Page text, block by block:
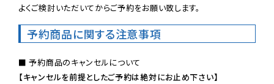
よくご検討いただいてからご予約をお願い致します。
予約商品に関する注意事項
【キャンセルを前提としたご予約は絶対にお止め下さい】